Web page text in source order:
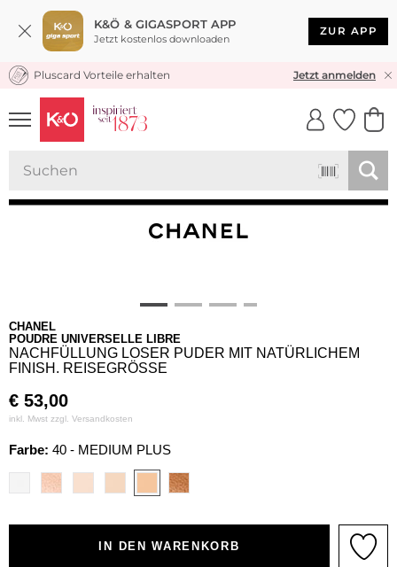
K&Ö & GIGASPORT APP
Jetzt kostenlos downloaden
ZUR APP
KOSTENLOSER VERSAND* & RÜCKVERSAND
Pluscard Vorteile erhalten Jetzt anmelden
UNSERE APP
CLICK &
CHANEL
POUDRE UNIVERSELLE LIBRE
NACHFÜLLUNG LOSER PUDER MIT NATÜRLICHEM
FINISH. REISEGRÖSSE
€ 53,00
inkl. Mwst zzgl. Versandkosten
Farbe: 40 - MEDIUM PLUS
IN DEN WARENKORB